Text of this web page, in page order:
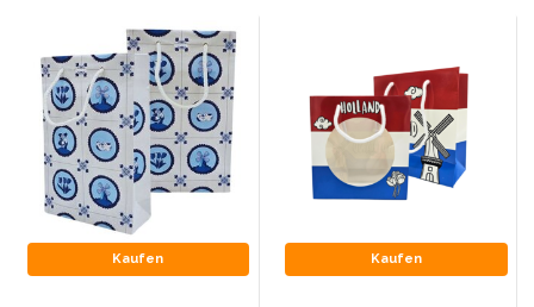
Wandteller - Bunt und Delfter Blau
Salz-und Pfefferstreuer
Spielkarten
Kaufen Kaufen